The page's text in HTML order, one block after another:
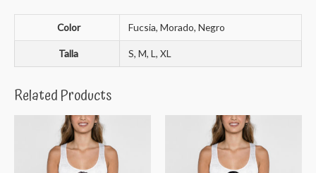
Color Fucsia, Morado, Negro
Talla S, M, L, XL
Related Products